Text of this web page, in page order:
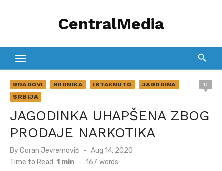
CentralMedia
GRADOVI HRONIKA ISTAKNUTO
JAGODINA
SRBIJA
0
JAGODINKA UHAPŠENA ZBOG
PRODAJE NARKOTIKA
ByGoran Jevremović
Posted
on
Aug 14, 2020
Time to Read: 1 min - 167 words